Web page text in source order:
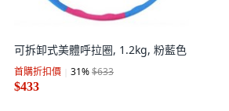
可拆卸式美體呼拉圈, 1.2kg, 粉藍色
首購折扣價 31%$633
$433